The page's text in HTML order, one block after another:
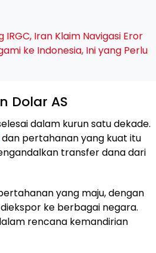
Iran Klaim Navigasi Eror
ke Indonesia, Ini yang Perlu
Dolar AS
dalam kurun satu dekade.
dan pertahanan yang kuat itu
transfer dana dari
yang maju, dengan
ke berbagai negara.
rencana kemandirian